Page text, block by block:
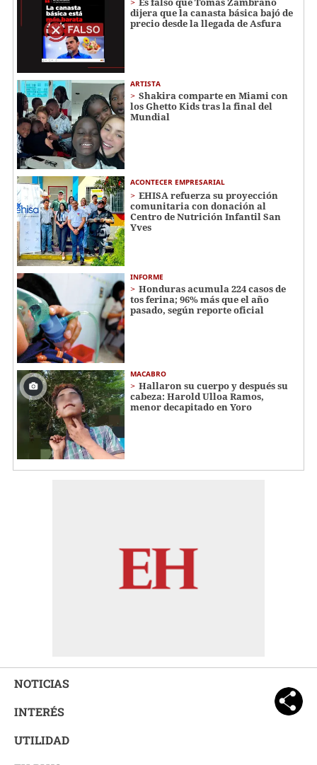
dijera que la canasta básica bajó de
precio desde la llegada de Asfura
ARTISTA
Shakira comparte en Miami con
los Ghetto Kids tras la final del
Mundial
ACONTECER EMPRESARIAL
EHISA refuerza su proyección
comunitaria con donación al
Centro de Nutrición Infantil San
Yves
INFORME
Honduras acumula 224 casos de
tos ferina; 96% más que el año
pasado, según reporte oficial
MACABRO
Hallaron su cuerpo y después su
cabeza: Harold Ulloa Ramos,
menor decapitado en Yoro
NOTICIAS
INTERÉS
UTILIDAD